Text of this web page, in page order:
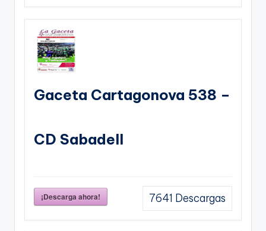
Gaceta Cartagonova 538 –
CD Sabadell
¡Descarga ahora! 7641 Descargas